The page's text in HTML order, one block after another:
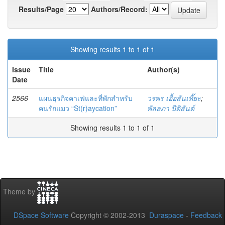
Results/Page
Authors/Record:
Showing results 1 to 1 of 1
Issue
Date
Title Author(s)
2566
แผนธุรกิจคาเฟ่และที่พักสำหรับ
คนรักแมว “St(r)aycation”
วรพร เอื้อสันเที๊ยะ;
พัลลภา ปีติสันต์
Showing results 1 to 1 of 1
Theme by
DSpace Software Copyright © 2002-2013 Duraspace - Feedback